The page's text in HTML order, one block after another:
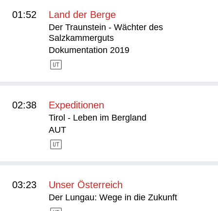
01:52 Land der Berge
Der Traunstein - Wächter des
Salzkammerguts
Dokumentation 2019
02:38 Expeditionen
Tirol - Leben im Bergland
AUT
03:23 Unser Österreich
Der Lungau: Wege in die Zukunft